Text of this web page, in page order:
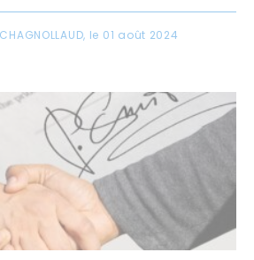
le 01 août 2024